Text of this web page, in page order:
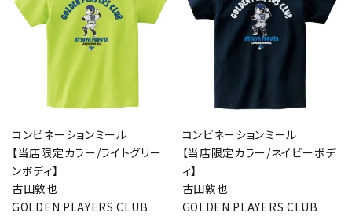
コンビネーションミール
【当店限定カラー/ライトグリー
ンボディ】
古田敦也
GOLDEN PLAYERS CLUB
コンビネーションミール
【当店限定カラー/ネイビーボデ
ィ】
古田敦也
GOLDEN PLAYERS CLUB